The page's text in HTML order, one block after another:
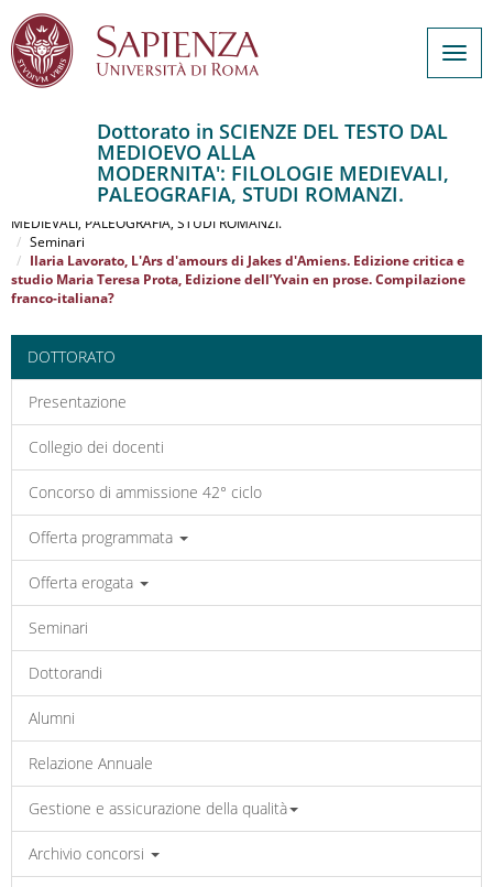
principale
Dottorato in SCIENZE DEL TESTO DAL
MEDIOEVO ALLA
MODERNITA': FILOLOGIE MEDIEVALI,
PALEOGRAFIA, STUDI ROMANZI.
SCIENZE DEL TESTO DAL MEDIOEVO ALLA MODERNITA': FILOLOGIE
MEDIEVALI, PALEOGRAFIA, STUDI ROMANZI.
Seminari
Ilaria Lavorato, L'Ars d'amours di Jakes d'Amiens. Edizione critica e
studio Maria Teresa Prota, Edizione dell’Yvain en prose. Compilazione
franco-italiana?
DOTTORATO
Presentazione
Collegio dei docenti
Concorso di ammissione 42° ciclo
Offerta programmata
Offerta erogata
Seminari
Dottorandi
Alumni
Relazione Annuale
Gestione e assicurazione della qualità
Archivio concorsi